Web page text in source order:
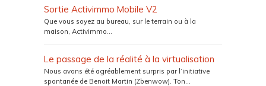
Sortie Activimmo Mobile V2
Que vous soyez au bureau, sur le terrain ou à la
maison, Activimmo...
Le passage de la réalité à la virtualisation
Nous avons été agréablement surpris par l’initiative
spontanée de Benoit Martin (Zbenwow). Ton...